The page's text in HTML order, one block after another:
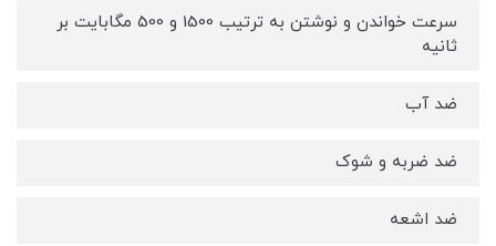
سرعت خواندن و نوشتن به ترتیب 1500 و 500 مگابایت بر
ثانیه
ضد آب
ضد ضربه و شوک
ضد اشعه